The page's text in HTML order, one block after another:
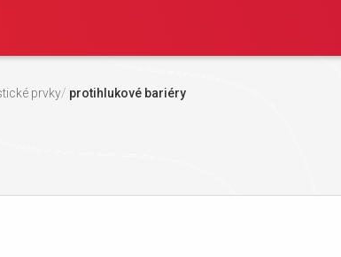
prvky protihlukové bariéry